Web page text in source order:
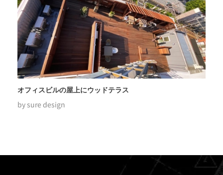
オフィスビルの屋上にウッドテラス
by sure design